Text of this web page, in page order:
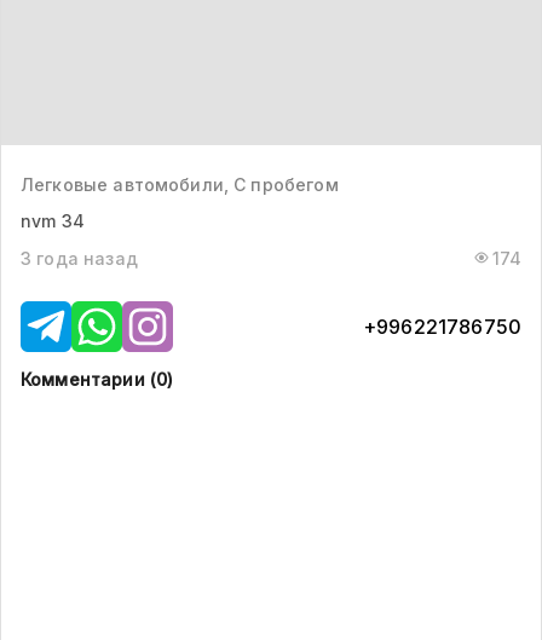
Легковые автомобили, С пробегом
nvm 34
3 года назад
174
+996221786750
Комментарии (0)